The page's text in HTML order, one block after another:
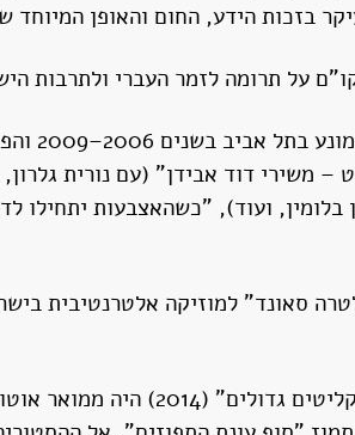
בזכות הידע, החום והאופן המיוחד
משירי דוד אבידן" (עם נורית
בלומין, ועוד), "כשהאצבעות